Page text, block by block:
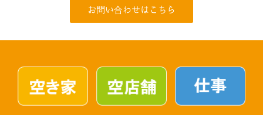
お問い合わせはこちら